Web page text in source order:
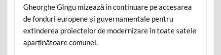
Gheorghe Gîngu mizează în continuare pe accesarea
de fonduri europene și guvernamentale pentru
extinderea proiectelor de modernizare în toate satele
aparținătoare comunei.